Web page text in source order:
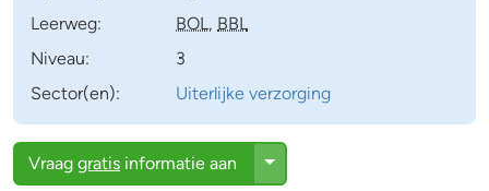
Leerweg:
BOL, BBL
Niveau:
3
Sector(en):
Uiterlijke verzorging
Vraag gratis informatie aan Toggle Dropdown